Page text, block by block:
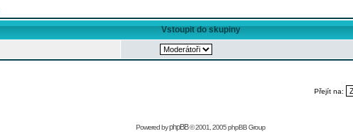
Vstoupit do skupiny
Přejít na:
Powered byphpBB© 2001, 2005 phpBB Group